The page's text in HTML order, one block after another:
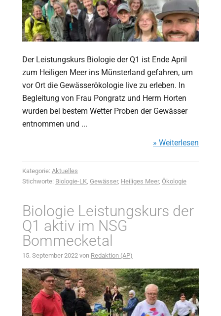
Der Leistungskurs Biologie der Q1 ist Ende April
zum Heiligen Meer ins Münsterland gefahren, um
vor Ort die Gewässerökologie live zu erleben. In
Begleitung von Frau Pongratz und Herrn Horten
wurden bei bestem Wetter Proben der Gewässer
entnommen und ...
» Weiterlesen
Kategorie: Aktuelles
Stichworte: Biologie-LK, Gewässer, Heiliges Meer, Ökologie
Biologie Leistungskurs der
Q1 aktiv im NSG
Bommecketal
15. September 2022von Redaktion (AP)